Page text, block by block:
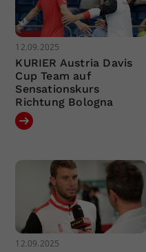
12.09.2025
KURIER Austria Davis
Cup Team auf
Sensationskurs
Richtung Bologna
12.09.2025